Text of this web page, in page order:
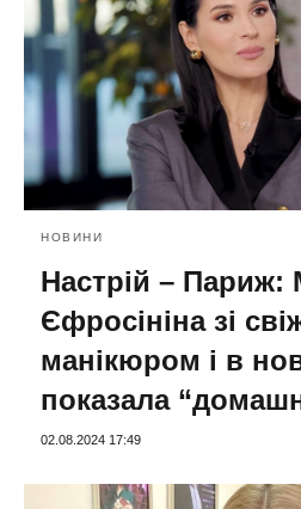
НОВИНИ
Настрій – Париж:
Єфросініна зі
манікюром і в
показала
02.08.2024 17:49